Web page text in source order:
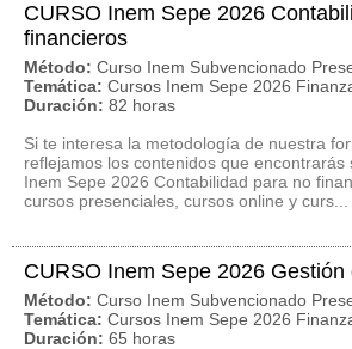
CURSO Inem Sepe 2026
financieros
Método: Curso Inem Subvencionado
Temática: Cursos Inem Sepe 2026
Duración: 82 horas
Si te interesa la metodología de nuestra
reflejamos los contenidos que encontrarás
Inem Sepe 2026 Contabilidad para no
cursos presenciales, cursos online y curs...
CURSO Inem Sepe 2026 Gestión
Método: Curso Inem Subvencionado
Temática: Cursos Inem Sepe 2026
Duración: 65 horas